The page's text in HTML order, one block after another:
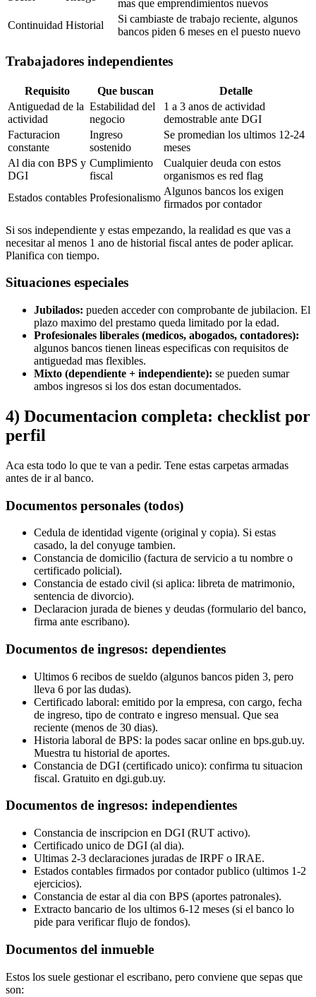
mas que emprendimientos nuevos
Continuidad Historial
Si cambiaste de trabajo reciente, algunos
bancos piden 6 meses en el puesto nuevo
Trabajadores independientes
Requisito Que buscan
Detalle
Antiguedad de la
actividad
Estabilidad del
negocio
1 a 3 anos de actividad
demostrable ante DGI
Facturacion
constante
Ingreso
sostenido
Se promedian los ultimos 12-24
meses
Al dia con BPS y
DGI
Cumplimiento
fiscal
Cualquier deuda con estos
organismos es red flag
Estados contables Profesionalismo
Algunos bancos los exigen
firmados por contador
Si sos independiente y estas empezando, la realidad es que vas a
necesitar al menos 1 ano de historial fiscal antes de poder aplicar.
Planifica con tiempo.
Situaciones especiales
Jubilados: pueden acceder con comprobante de jubilacion. El
plazo maximo del prestamo queda limitado por la edad.
Profesionales liberales (medicos, abogados, contadores):
algunos bancos tienen lineas especificas con requisitos de
antiguedad mas flexibles.
Mixto (dependiente + independiente): se pueden sumar
ambos ingresos si los dos estan documentados.
4) Documentacion completa: checklist por
perfil
Aca esta todo lo que te van a pedir. Tene estas carpetas armadas
antes de ir al banco.
Documentos personales (todos)
Cedula de identidad vigente (original y copia). Si estas
casado, la del conyuge tambien.
Constancia de domicilio (factura de servicio a tu nombre o
certificado policial).
Constancia de estado civil (si aplica: libreta de matrimonio,
sentencia de divorcio).
Declaracion jurada de bienes y deudas (formulario del banco,
firma ante escribano).
Documentos de ingresos: dependientes
Ultimos 6 recibos de sueldo (algunos bancos piden 3, pero
lleva 6 por las dudas).
Certificado laboral: emitido por la empresa, con cargo, fecha
de ingreso, tipo de contrato e ingreso mensual. Que sea
reciente (menos de 30 dias).
Historia laboral de BPS: la podes sacar online en bps.gub.uy.
Muestra tu historial de aportes.
Constancia de DGI (certificado unico): confirma tu situacion
fiscal. Gratuito en dgi.gub.uy.
Documentos de ingresos: independientes
Constancia de inscripcion en DGI (RUT activo).
Certificado unico de DGI (al dia).
Ultimas 2-3 declaraciones juradas de IRPF o IRAE.
Estados contables firmados por contador publico (ultimos 1-2
ejercicios).
Constancia de estar al dia con BPS (aportes patronales).
Extracto bancario de los ultimos 6-12 meses (si el banco lo
pide para verificar flujo de fondos).
Documentos del inmueble
Estos los suele gestionar el escribano, pero conviene que sepas que
son: